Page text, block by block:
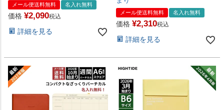
メール便送料無料 名入れ無料
価格 ¥2,090税込
詳細を見る
メール便送料無料 名入れ無料
価格 ¥2,310税込
詳細を見る